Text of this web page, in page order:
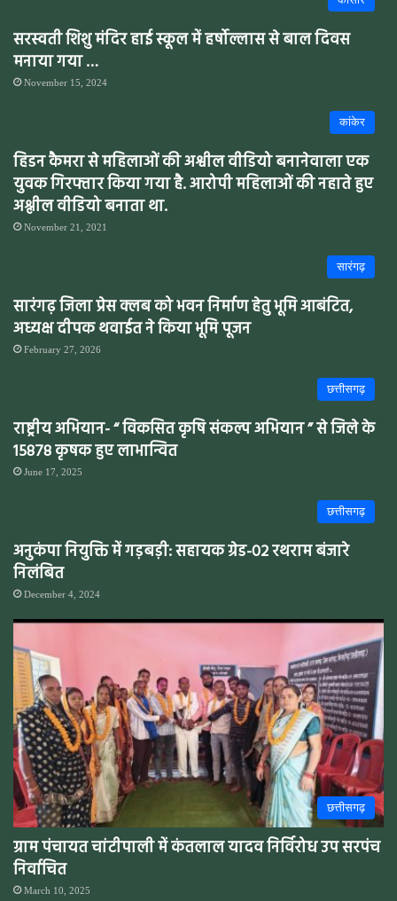
सरस्वती शिशु मंदिर हाई स्कूल में हर्षोल्लास से बाल दिवस
मनाया गया …
November 15, 2024
कांकेर
हिडन कैमरा से महिलाओं की अश्वील वीडियो बनानेवाला एक
युवक गिरफ्तार किया गया है. आरोपी महिलाओं की नहाते हुए
अश्लील वीडियो बनाता था.
November 21, 2021
सारंगढ़
सारंगढ़ जिला प्रेस क्लब को भवन निर्माण हेतु भूमि आबंटित,
अध्यक्ष दीपक थवाईत ने किया भूमि पूजन
February 27, 2026
छत्तीसगढ़
राष्ट्रीय अभियान- “ विकसित कृषि संकल्प अभियान ” से जिले के
15878 कृषक हुए लाभान्वित
June 17, 2025
छत्तीसगढ़
अनुकंपा नियुक्ति में गड़बड़ी: सहायक ग्रेड-02 रथराम बंजारे
निलंबित
December 4, 2024
छत्तीसगढ़
ग्राम पंचायत चांटीपाली में कंतलाल यादव निर्विरोध उप सरपंच
निर्वाचित
March 10, 2025